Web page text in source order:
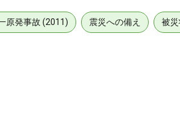
原発事故 (2011) 震災への備え 被災